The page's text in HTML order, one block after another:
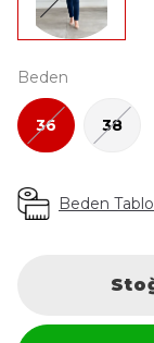
Beden
36 38
Beden